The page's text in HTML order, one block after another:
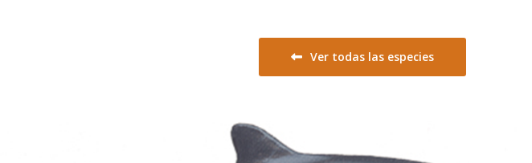
Ver todas las especies